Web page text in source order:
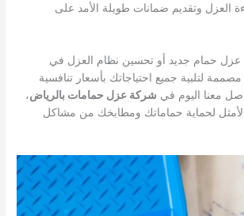
العزل وتقديم ضمانات طويلة الأمد على
حمام جديد أو تحسين نظام العزل في
لتلبية جميع احتياجاتك بأسعار تنافسية
معنا اليوم في شركة عزل حمامات بالرياض،
لحماية حماماتك ومطابخك من مشاكل